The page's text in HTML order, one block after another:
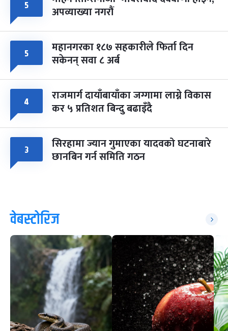
५ अपव्याख्या नगरौं
५ महानगरका १८७ सहकारीले फिर्ता दिन
सकेनन् सवा ८ अर्ब
४ राजमार्ग दायाँबायाँका जग्गामा लाग्ने विकास
कर ५ प्रतिशत बिन्दु बढाइँदै
३ सिरहामा ज्यान गुमाएका यादवको घटनाबारे
छानबिन गर्न समिति गठन
वेबस्टोरिज